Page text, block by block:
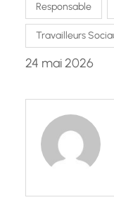
Responsable
Travailleurs
24 mai 2026